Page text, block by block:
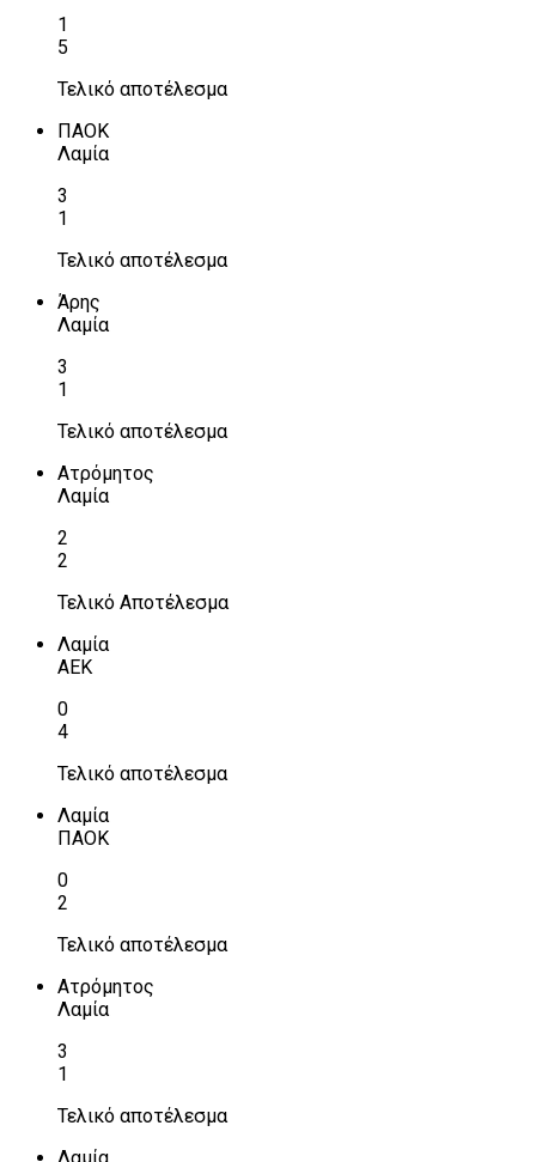
1
5
Τελικό αποτέλεσμα
ΠΑΟΚ
Λαμία
3
1
Τελικό αποτέλεσμα
Άρης
Λαμία
3
1
Τελικό αποτέλεσμα
Ατρόμητος
Λαμία
2
2
Τελικό Αποτέλεσμα
Λαμία
ΑΕΚ
0
4
Τελικό αποτέλεσμα
Λαμία
ΠΑΟΚ
0
2
Τελικό αποτέλεσμα
Ατρόμητος
Λαμία
3
1
Τελικό αποτέλεσμα